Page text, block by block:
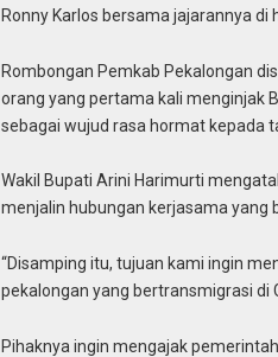
Ronny Karlos bersama jajarannya di
Rombongan Pemkab Pekalongan
orang yang pertama kali menginjak
sebagai wujud rasa hormat kepada
Wakil Bupati Arini Harimurti
menjalin hubungan kerjasama yang
“Disamping itu, tujuan kami ingin
pekalongan yang bertransmigrasi di
Pihaknya ingin mengajak